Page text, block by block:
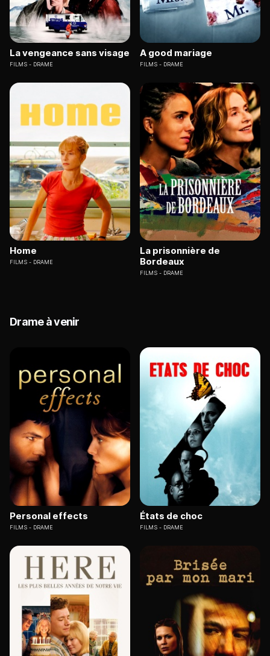
La vengeance sans visage
FILMS DRAME
A good mariage
FILMS DRAME
Home
FILMS DRAME
La prisonnière de
Bordeaux
FILMS DRAME
Drame à venir
Personal effects
FILMS DRAME
États de choc
FILMS DRAME